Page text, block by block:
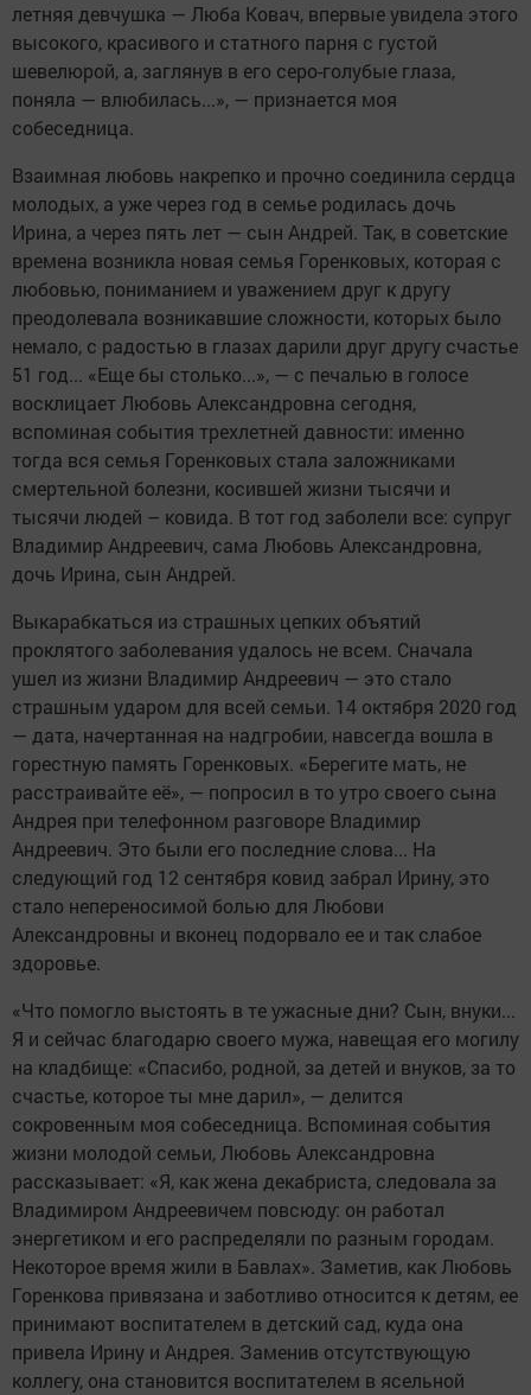
летняя девчушка — Люба Ковач, впервые увидела этого
высокого, красивого и статного парня с густой
шевелюрой, а, заглянув в его серо-голубые глаза,
поняла — влюбилась...», — признается моя
собеседница.
Взаимная любовь накрепко и прочно соединила сердца
молодых, а уже через год в семье родилась дочь
Ирина, а через пять лет — сын Андрей. Так, в советские
времена возникла новая семья Горенковых, которая с
любовью, пониманием и уважением друг к другу
преодолевала возникавшие сложности, которых было
немало, с радостью в глазах дарили друг другу счастье
51 год... «Еще бы столько...», — с печалью в голосе
восклицает Любовь Александровна сегодня,
вспоминая события трехлетней давности: именно
тогда вся семья Горенковых стала заложниками
смертельной болезни, косившей жизни тысячи и
тысячи людей – ковида. В тот год заболели все: супруг
Владимир Андреевич, сама Любовь Александровна,
дочь Ирина, сын Андрей.
Выкарабкаться из страшных цепких объятий
проклятого заболевания удалось не всем. Сначала
ушел из жизни Владимир Андреевич — это стало
страшным ударом для всей семьи. 14 октября 2020 год
— дата, начертанная на надгробии, навсегда вошла в
горестную память Горенковых. «Берегите мать, не
расстраивайте её», — попросил в то утро своего сына
Андрея при телефонном разговоре Владимир
Андреевич. Это были его последние слова... На
следующий год 12 сентября ковид забрал Ирину, это
стало непереносимой болью для Любови
Александровны и вконец подорвало ее и так слабое
здоровье.
«Что помогло выстоять в те ужасные дни? Сын, внуки...
Я и сейчас благодарю своего мужа, навещая его могилу
на кладбище: «Спасибо, родной, за детей и внуков, за то
счастье, которое ты мне дарил», — делится
сокровенным моя собеседница. Вспоминая события
жизни молодой семьи, Любовь Александровна
рассказывает: «Я, как жена декабриста, следовала за
Владимиром Андреевичем повсюду: он работал
энергетиком и его распределяли по разным городам.
Некоторое время жили в Бавлах». Заметив, как Любовь
Горенкова привязана и заботливо относится к детям, ее
принимают воспитателем в детский сад, куда она
привела Ирину и Андрея. Заменив отсутствующую
коллегу, она становится воспитателем в ясельной